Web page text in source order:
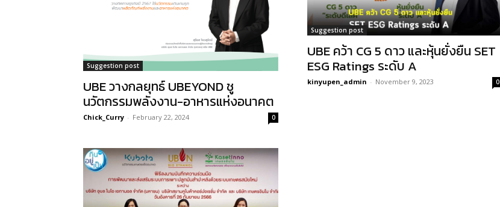
Suggestion post
UBE วางกลยุทธ์ UBEYOND ชู
นวัตกรรมพลังงาน-อาหารแห่งอนาคต
Chick_Curry - February 22, 2024 0
Suggestion post
UBE คว้า CG 5 ดาว และหุ้นยั่งยืน SET
ESG Ratings ระดับ A
kinyupen_admin - November 9, 2023 0